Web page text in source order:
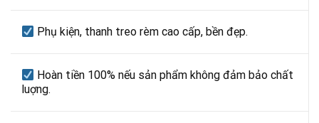
Phụ kiện, thanh treo rèm cao cấp, bền đẹp.
Hoàn tiền 100% nếu sản phẩm không đảm bảo chất
luợng.